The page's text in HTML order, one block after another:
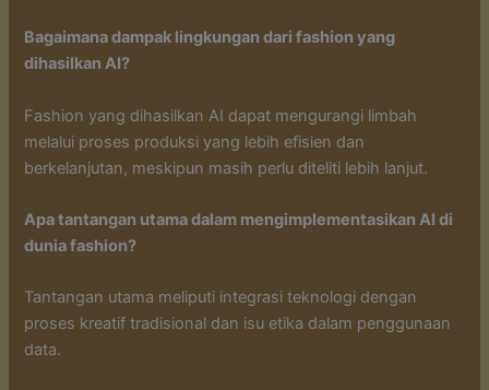
Bagaimana dampak lingkungan dari fashion yang
dihasilkan AI?
Fashion yang dihasilkan AI dapat mengurangi limbah
melalui proses produksi yang lebih efisien dan
berkelanjutan, meskipun masih perlu diteliti lebih lanjut.
Apa tantangan utama dalam mengimplementasikan AI di
dunia fashion?
Tantangan utama meliputi integrasi teknologi dengan
proses kreatif tradisional dan isu etika dalam penggunaan
data.